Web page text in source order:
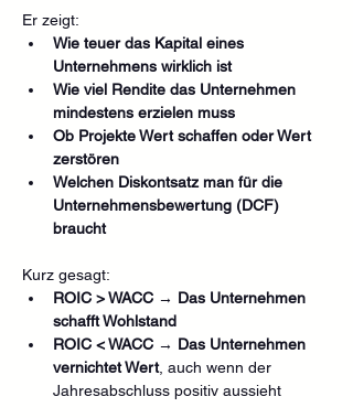
Er zeigt:
Wie teuer das Kapital eines
Unternehmens wirklich ist
Wie viel Rendite das Unternehmen
mindestens erzielen muss
Ob Projekte Wert schaffen oder Wert
zerstören
Welchen Diskontsatz man für die
Unternehmensbewertung (DCF)
braucht
Kurz gesagt:
ROIC > WACC → Das Unternehmen
schafft Wohlstand
ROIC < WACC → Das Unternehmen
vernichtet Wert, auch wenn der
Jahresabschluss positiv aussieht